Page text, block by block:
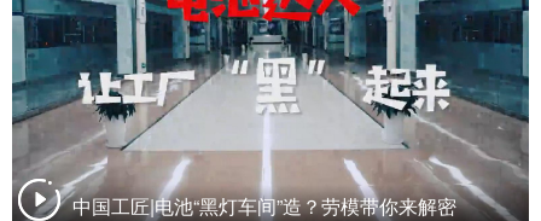
中国工匠|电池“黑灯车间”造？劳模带你来解密